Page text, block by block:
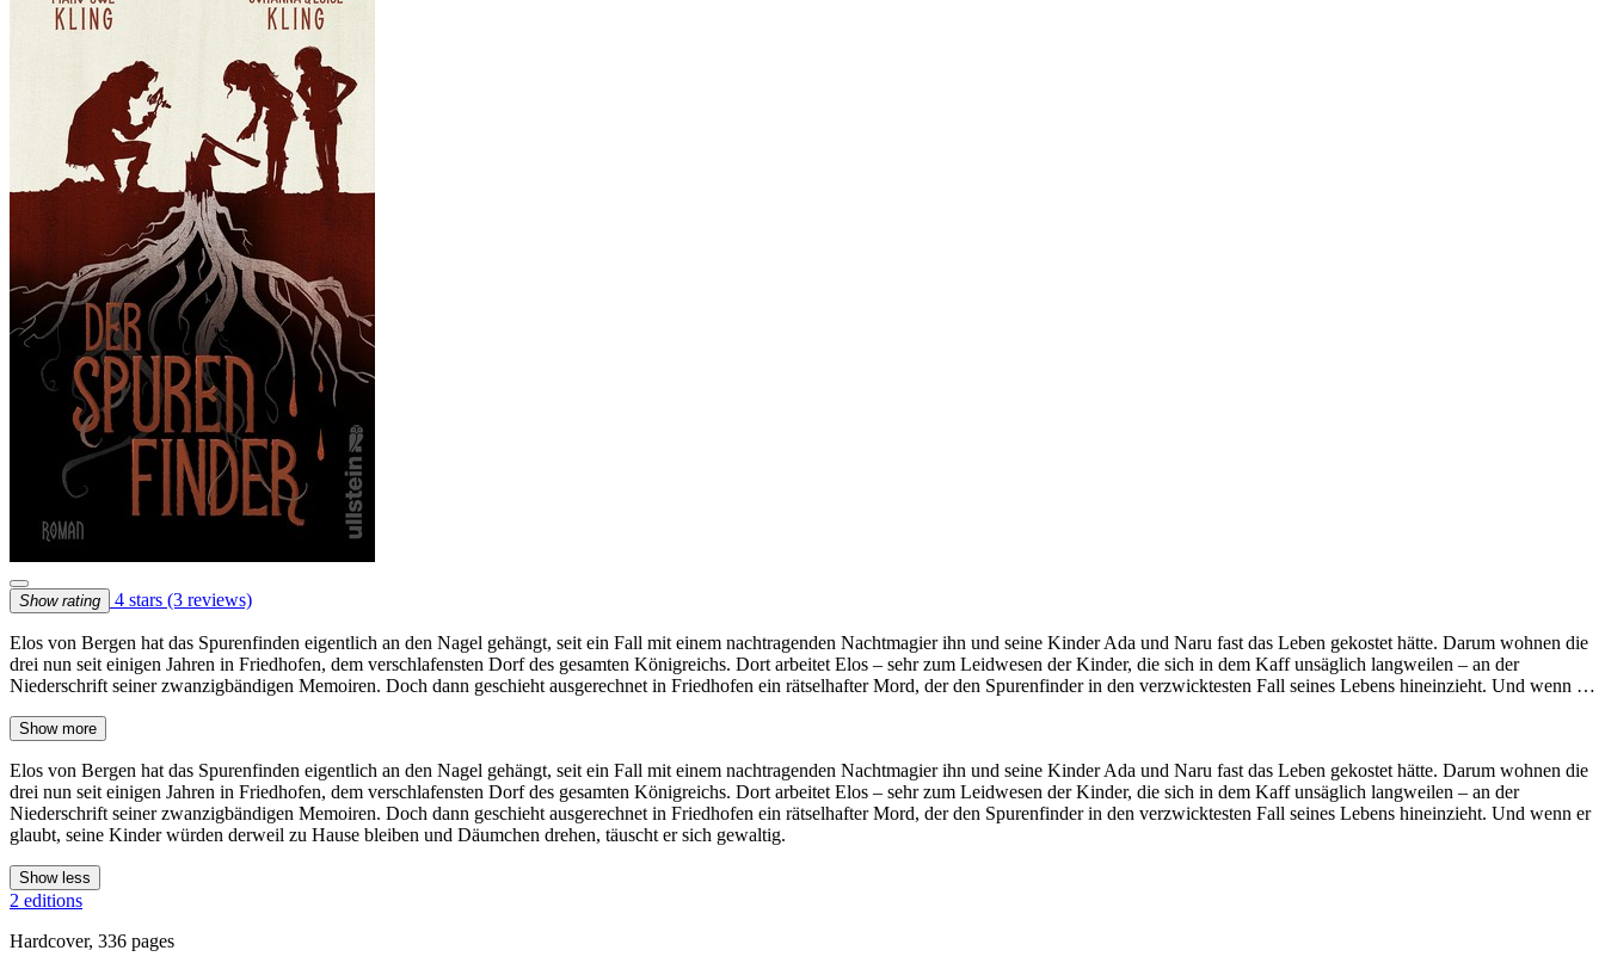
Show rating 4 stars (3 reviews)
Elos von Bergen hat das Spurenfinden eigentlich an den Nagel gehängt, seit ein Fall mit einem nachtragenden Nachtmagier ihn und seine Kinder Ada und Naru fast das Leben gekostet hätte. Darum wohnen die
drei nun seit einigen Jahren in Friedhofen, dem verschlafensten Dorf des gesamten Königreichs. Dort arbeitet Elos – sehr zum Leidwesen der Kinder, die sich in dem Kaff unsäglich langweilen – an der
Niederschrift seiner zwanzigbändigen Memoiren. Doch dann geschieht ausgerechnet in Friedhofen ein rätselhafter Mord, der den Spurenfinder in den verzwicktesten Fall seines Lebens hineinzieht. Und wenn …
Show more
Elos von Bergen hat das Spurenfinden eigentlich an den Nagel gehängt, seit ein Fall mit einem nachtragenden Nachtmagier ihn und seine Kinder Ada und Naru fast das Leben gekostet hätte. Darum wohnen die
drei nun seit einigen Jahren in Friedhofen, dem verschlafensten Dorf des gesamten Königreichs. Dort arbeitet Elos – sehr zum Leidwesen der Kinder, die sich in dem Kaff unsäglich langweilen – an der
Niederschrift seiner zwanzigbändigen Memoiren. Doch dann geschieht ausgerechnet in Friedhofen ein rätselhafter Mord, der den Spurenfinder in den verzwicktesten Fall seines Lebens hineinzieht. Und wenn er
glaubt, seine Kinder würden derweil zu Hause bleiben und Däumchen drehen, täuscht er sich gewaltig.
Show less
2 editions
Hardcover, 336 pages